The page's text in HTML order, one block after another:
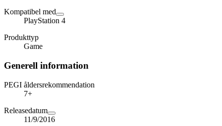
Kompatibel med
PlayStation 4
Produkttyp
Game
Generell information
PEGI åldersrekommendation
7+
Releasedatum
11/9/2016